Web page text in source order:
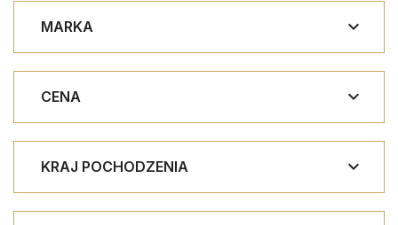
MARKA 
CENA 
KRAJ POCHODZENIA 